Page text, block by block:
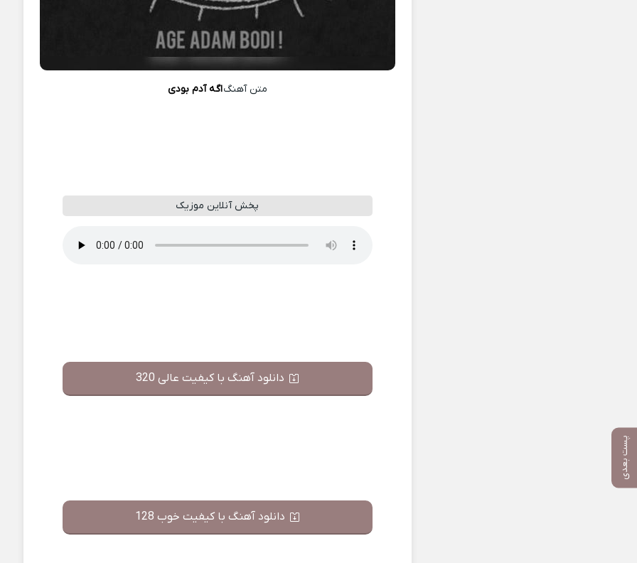
پست بعدی
متن آهنگاگه آدم بودی
پخش آنلاین موزیک
دانلود آهنگ با کیفیت عالی 320
دانلود آهنگ با کیفیت خوب 128